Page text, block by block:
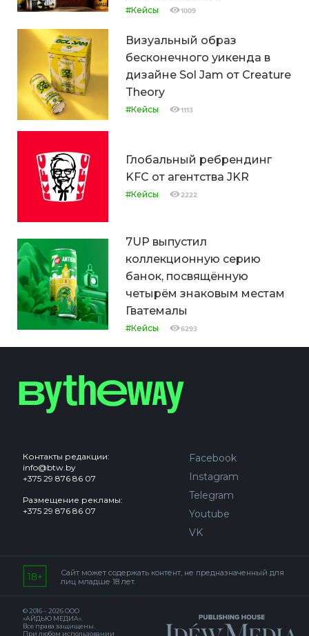
#Кейсы 1009
Визуальный образ
бесконечного уикенда в
дизайне Sol Jam от Creature
Theory
#Кейсы 1113
Глобальный ребрендинг
KFC от агентства JKR
#Кейсы 2222
7UP выпустил
коллекционную серию
банок, посвящённую
четырём знаковым местам
Гватемалы
#Кейсы 6293
Контакты редакции:
info@btw.by
+375 29 876 86 07
Размещение рекламы:
+375 29 876 86 07
Facebook
Instagram
Telegram
Youtube
VK
Сайт может содержать контент, не предназначенный для
лиц младше 18 лет.
© 2016 – 2026 ООО
«АЙДЬЮ МЕДИА».
Все права защищены.
При любом использовании